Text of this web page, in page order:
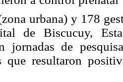
urbana) y 178
de Biscucuy,
jornadas de
que resultaron